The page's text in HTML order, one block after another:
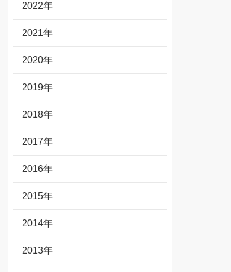
2022年
2021年
2020年
2019年
2018年
2017年
2016年
2015年
2014年
2013年